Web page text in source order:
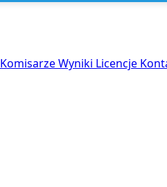
KomisarzeWyniki Licencje